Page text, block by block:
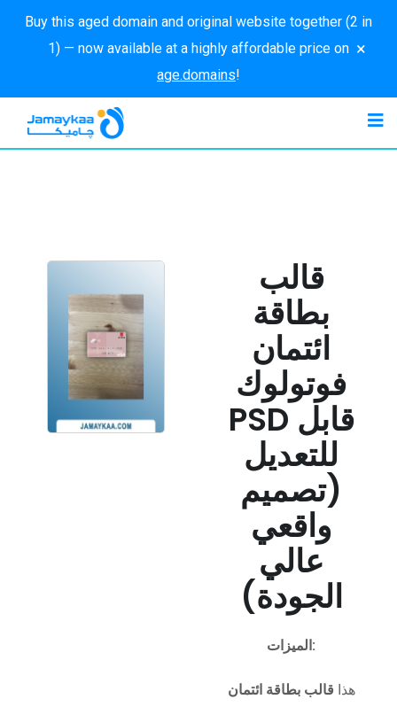
Buy this aged domain and original website together (2 in
1) — now available at a highly affordable price on
age.domains!
×
قالب
بطاقة
ائتمان
فوتولوك
PSD قابل
للتعديل
(تصميم
واقعي
عالي
الجودة)
الميزات:
هذا قالب بطاقة ائتمان